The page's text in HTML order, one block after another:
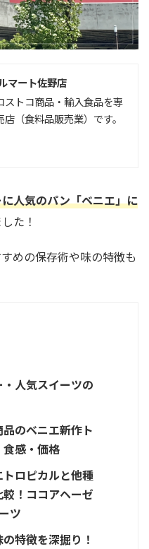
マート佐野店
ストコ商品・輸入食品を専
（食料品販売業）です。
人気のパン「ベニエ」に
た！
めの保存術や味の特徴も
人気スイーツの
のベニエ新作ト
感・価格
ロピカルと他種
！ココアヘーゼ
ツ
特徴を深掘り！